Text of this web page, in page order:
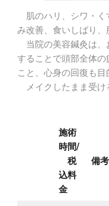
肌のハリ、シワ・く
み改善、食いしばり、
当院の美容鍼灸は、
することで頭部全体
こと、心身の回復も目
メイクしたまま受け
施術
時間/
税
込料
金
備考